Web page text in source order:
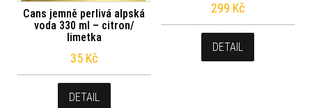
Cans jemně perlivá alpská
voda 330 ml – citron/
limetka
35 Kč
DETAIL
299 Kč
DETAIL